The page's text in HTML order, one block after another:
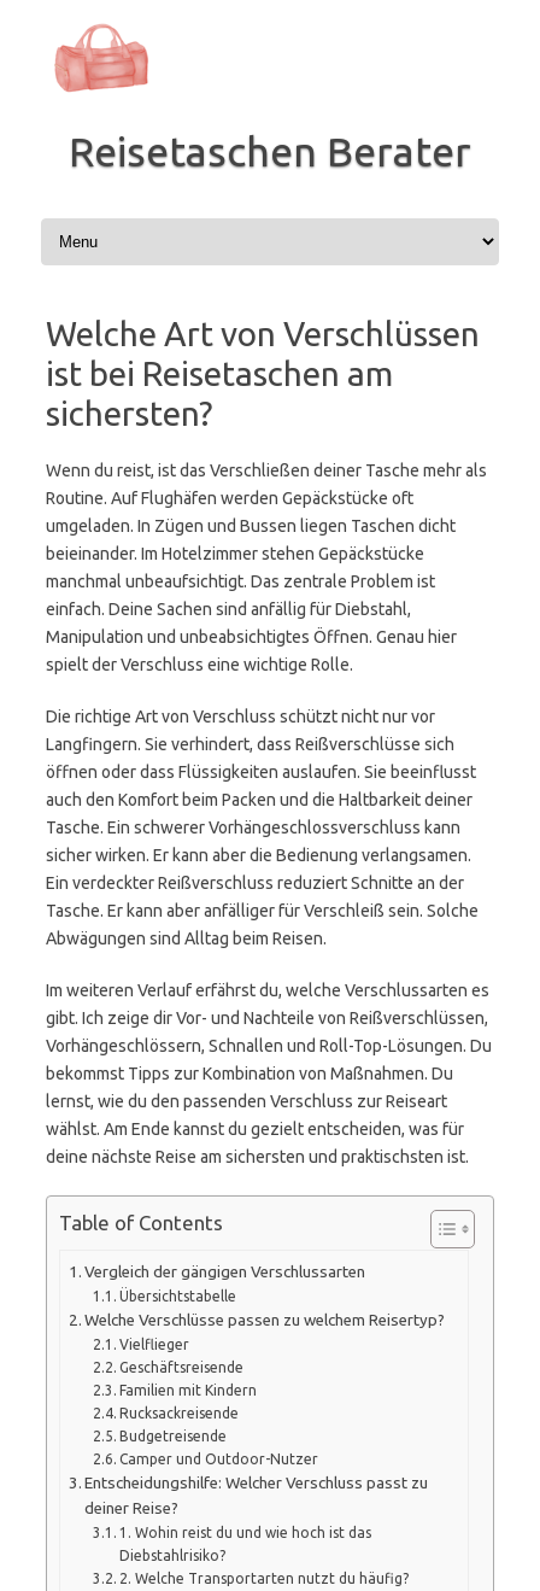
springen
Reisetaschen Berater
Welche Art von Verschlüssen
ist bei Reisetaschen am
sichersten?
Wenn du reist, ist das Verschließen deiner Tasche mehr als
Routine. Auf Flughäfen werden Gepäckstücke oft
umgeladen. In Zügen und Bussen liegen Taschen dicht
beieinander. Im Hotelzimmer stehen Gepäckstücke
manchmal unbeaufsichtigt. Das zentrale Problem ist
einfach. Deine Sachen sind anfällig für Diebstahl,
Manipulation und unbeabsichtigtes Öffnen. Genau hier
spielt der Verschluss eine wichtige Rolle.
Die richtige Art von Verschluss schützt nicht nur vor
Langfingern. Sie verhindert, dass Reißverschlüsse sich
öffnen oder dass Flüssigkeiten auslaufen. Sie beeinflusst
auch den Komfort beim Packen und die Haltbarkeit deiner
Tasche. Ein schwerer Vorhängeschlossverschluss kann
sicher wirken. Er kann aber die Bedienung verlangsamen.
Ein verdeckter Reißverschluss reduziert Schnitte an der
Tasche. Er kann aber anfälliger für Verschleiß sein. Solche
Abwägungen sind Alltag beim Reisen.
Im weiteren Verlauf erfährst du, welche Verschlussarten es
gibt. Ich zeige dir Vor- und Nachteile von Reißverschlüssen,
Vorhängeschlössern, Schnallen und Roll-Top-Lösungen. Du
bekommst Tipps zur Kombination von Maßnahmen. Du
lernst, wie du den passenden Verschluss zur Reiseart
wählst. Am Ende kannst du gezielt entscheiden, was für
deine nächste Reise am sichersten und praktischsten ist.
Table of Contents
Vergleich der gängigen Verschlussarten
Übersichtstabelle
Welche Verschlüsse passen zu welchem Reisertyp?
Vielflieger
Geschäftsreisende
Familien mit Kindern
Rucksackreisende
Budgetreisende
Camper und Outdoor-Nutzer
Entscheidungshilfe: Welcher Verschluss passt zu
deiner Reise?
1. Wohin reist du und wie hoch ist das
Diebstahlrisiko?
2. Welche Transportarten nutzt du häufig?